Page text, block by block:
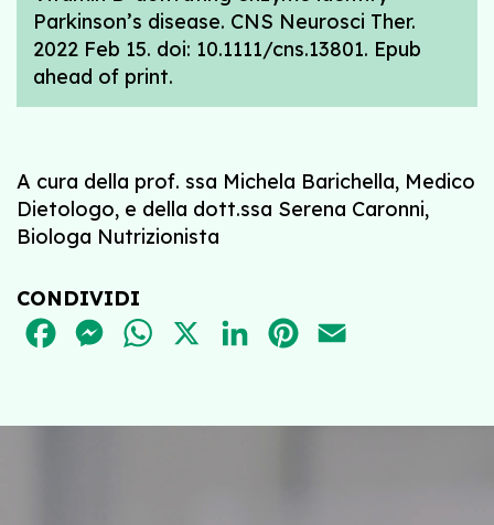
Parkinson’s disease. CNS Neurosci Ther.
2022 Feb 15. doi: 10.1111/cns.13801. Epub
ahead of print.
A cura della prof. ssa Michela Barichella, Medico
Dietologo, e della dott.ssa Serena Caronni,
Biologa Nutrizionista
CONDIVIDI
FACEBOOKMESSENGER
WHATSAPPLINKEDINPINTEREST